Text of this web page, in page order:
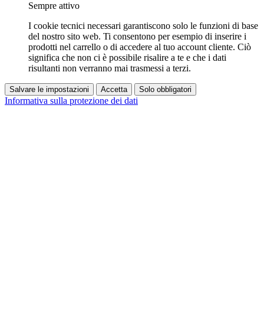
Sempre attivo
I cookie tecnici necessari garantiscono solo le funzioni di base
del nostro sito web. Ti consentono per esempio di inserire i
prodotti nel carrello o di accedere al tuo account cliente. Ciò
significa che non ci è possibile risalire a te e che i dati
risultanti non verranno mai trasmessi a terzi.
Salvare le impostazioni Accetta Solo obbligatori
Informativa sulla protezione dei dati